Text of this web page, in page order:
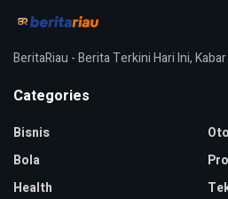
BeritaRiau - Berita Terkini Hari Ini,
Categories
Bisnis
Bola
Health